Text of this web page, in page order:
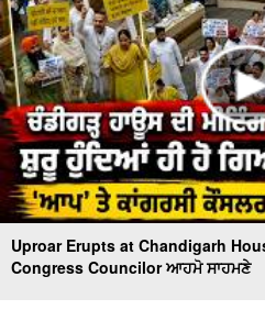
Uproar Erupts at Chandigarh
Congress Councilor ਆਹਮੋ ਸਾਹਮਣੇ